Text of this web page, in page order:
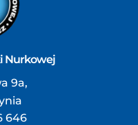
Nurkowej
9a,
646